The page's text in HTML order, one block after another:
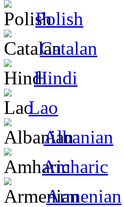
Polish
Catalan
Hindi
Lao
Albanian
Amharic
Armenian